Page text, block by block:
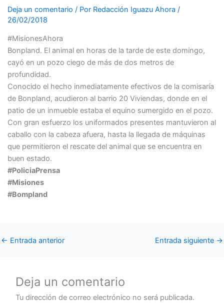
Deja un comentario / Por Redacción Iguazu Ahora /
26/02/2018
#MisionesAhora
Bonpland. El animal en horas de la tarde de este domingo,
cayó en un pozo ciego de más de dos metros de
profundidad.
Conocido el hecho inmediatamente efectivos de la comisaría
de Bonpland, acudieron al barrio 20 Viviendas, donde en el
patio de un inmueble estaba el equino sumergido en el pozo.
Con gran esfuerzo los uniformados presentes mantuvieron al
caballo con la cabeza afuera, hasta la llegada de máquinas
que permitieron el rescate del animal que se encuentra en
buen estado.
#PoliciaPrensa
#Misiones
#Bompland
← Entrada anterior Entrada siguiente →
Deja un comentario
Tu dirección de correo electrónico no será publicada.